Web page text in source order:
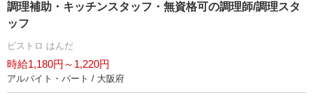
調理補助・キッチンスタッフ・無資格可の調理師/調理スタ
ッフ
ビストロ はんだ
時給1,180円～1,220円
アルバイト・パート / 大阪府